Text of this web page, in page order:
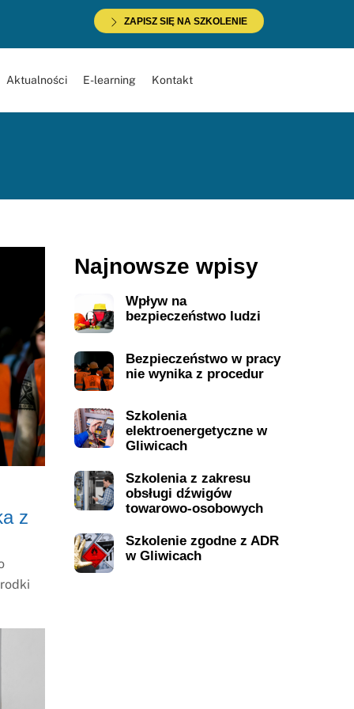
ZAPISZ SIĘ NA SZKOLENIE
Aktualności E-learning Kontakt
z
Najnowsze wpisy
Wpływ na
bezpieczeństwo ludzi
Bezpieczeństwo w pracy
nie wynika z procedur
Szkolenia
elektroenergetyczne w
Gliwicach
Szkolenia z zakresu
obsługi dźwigów
towarowo-osobowych
Szkolenie zgodne z ADR
w Gliwicach